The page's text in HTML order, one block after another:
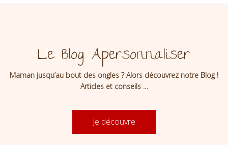
Le Blog Apersonnaliser
Maman jusqu’au bout des ongles ? Alors découvrez notre Blog !
Articles et conseils …
Je découvre